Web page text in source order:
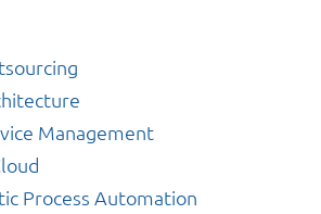
Management
Process Automation